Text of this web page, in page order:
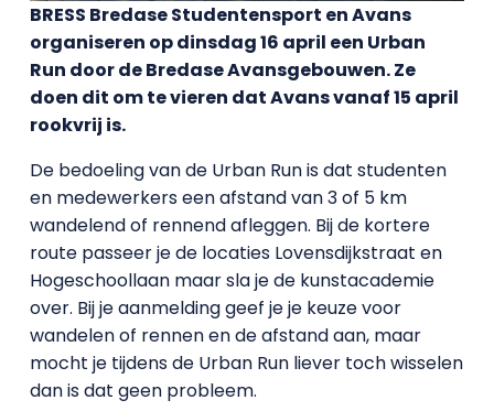
BRESS Bredase Studentensport en Avans
organiseren op dinsdag 16 april een Urban
Run door de Bredase Avansgebouwen. Ze
doen dit om te vieren dat Avans vanaf 15 april
rookvrij is.
De bedoeling van de Urban Run is dat studenten
en medewerkers een afstand van 3 of 5 km
wandelend of rennend afleggen. Bij de kortere
route passeer je de locaties Lovensdijkstraat en
Hogeschoollaan maar sla je de kunstacademie
over. Bij je aanmelding geef je je keuze voor
wandelen of rennen en de afstand aan, maar
mocht je tijdens de Urban Run liever toch wisselen
dan is dat geen probleem.